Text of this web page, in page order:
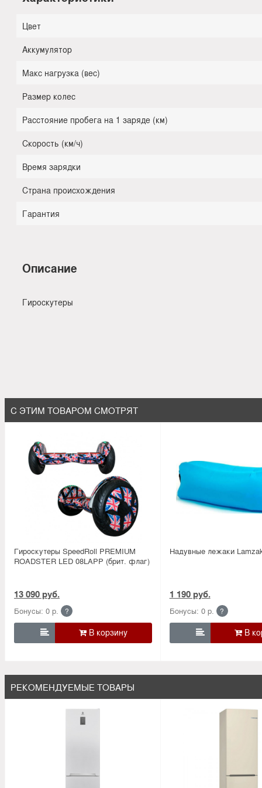
Цвет
Аккумулятор
Макс нагрузка (вес)
Размер колес
Расстояние пробега на 1 заряде (км)
Скорость (км/ч)
Время зарядки
Страна происхождения
Гарантия
Описание
Гироскутеры
С ЭТИМ ТОВАРОМ СМОТРЯТ
Гироскутеры SpeedRoll PREMIUM
ROADSTER LED 08LAPP (брит. флаг)
13 090 руб.
Бонусы: 0 р. ?

Надувные лежаки
1 190 руб.
Бонусы: 0 р. ?

РЕКОМЕНДУЕМЫЕ ТОВАРЫ